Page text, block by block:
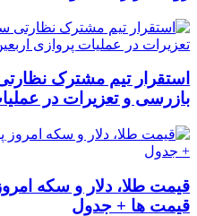
استقرار تیم مشترک
بازرسی و تعزیرات در
قیمت ها + جدول